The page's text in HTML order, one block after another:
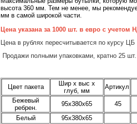
высота 360 мм. Тем не менее, мы
мм в самой широкой части.
Цена указана за 1000 шт. в евро с учетом
Цена в рублях пересчитывается по курсу
Продажи полными упаковками, кратно 25 шт.
Цвет пакета
Шир х выс х
глуб, мм
Артикул
Бежевый
ребрен.
95x380х65 45
Белый
95x380х65